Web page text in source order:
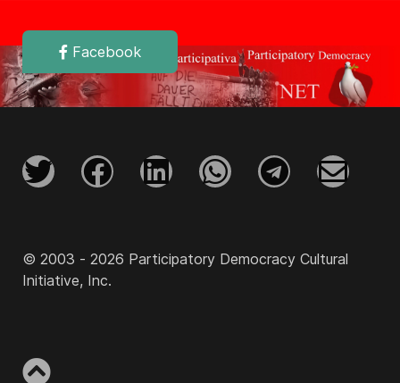
Facebook
© 2003 - 2026 Participatory Democracy Cultural
Initiative, Inc.